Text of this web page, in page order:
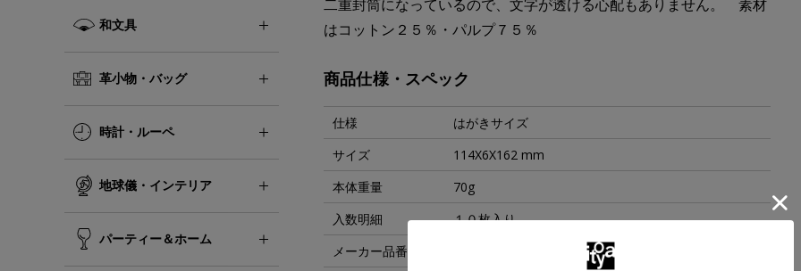
和文具
革小物・バッグ
時計・ルーペ
地球儀・インテリア
パーティー＆ホーム
二重封筒になっているので、文字が透ける心配もありません。 素材
はコットン２５％・パルプ７５％
商品仕様・スペック
仕様
はがきサイズ
サイズ
114X6X162 mm
本体重量
70g
入数明細
１０枚入り
メーカー品番